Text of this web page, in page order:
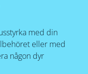
med din
eller med
någon dyr